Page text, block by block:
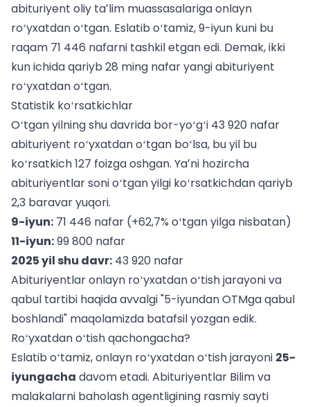
abituriyent oliy taʼlim muassasalariga onlayn
roʻyxatdan oʻtgan. Eslatib oʻtamiz, 9-iyun kuni bu
raqam 71 446 nafarni tashkil etgan edi. Demak, ikki
kun ichida qariyb 28 ming nafar yangi abituriyent
roʻyxatdan oʻtgan.
Statistik koʻrsatkichlar
Oʻtgan yilning shu davrida bor-yoʻgʻi 43 920 nafar
abituriyent roʻyxatdan oʻtgan boʻlsa, bu yil bu
koʻrsatkich 127 foizga oshgan. Yaʼni hozircha
abituriyentlar soni oʻtgan yilgi koʻrsatkichdan qariyb
2,3 baravar yuqori.
9-iyun: 71 446 nafar (+62,7% oʻtgan yilga nisbatan)
11-iyun:99 800 nafar
2025 yil shu davr: 43 920 nafar
Abituriyentlar onlayn roʻyxatdan oʻtish jarayoni va
qabul tartibi haqida avvalgi"5-iyundan OTMga qabul
boshlandi" maqolamizda batafsil yozgan edik.
Roʻyxatdan oʻtish qachongacha?
Eslatib oʻtamiz, onlayn roʻyxatdan oʻtish jarayoni 25-
iyungacha davom etadi. Abituriyentlar Bilim va
malakalarni baholash agentligining rasmiy sayti